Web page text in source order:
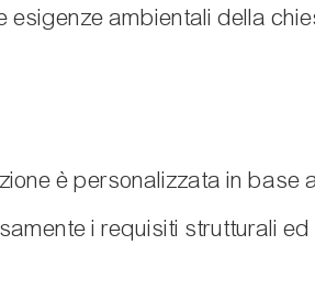
ambientali della
è personalizzata in base
i requisiti strutturali